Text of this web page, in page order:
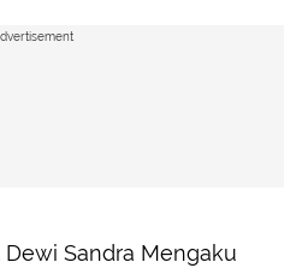
Dewi Sandra Mengaku